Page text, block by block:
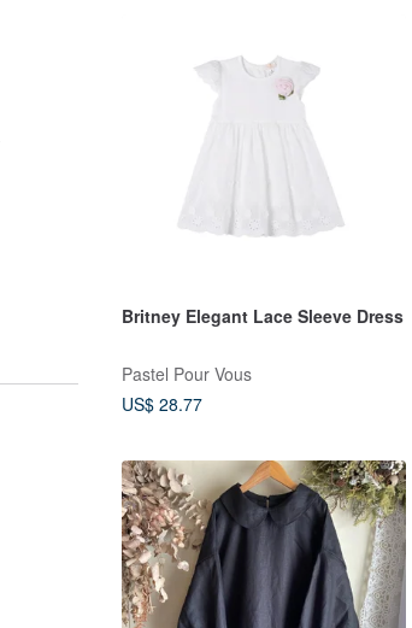
Britney Elegant Lace Sleeve Dress
Pastel Pour Vous
US$ 28.77